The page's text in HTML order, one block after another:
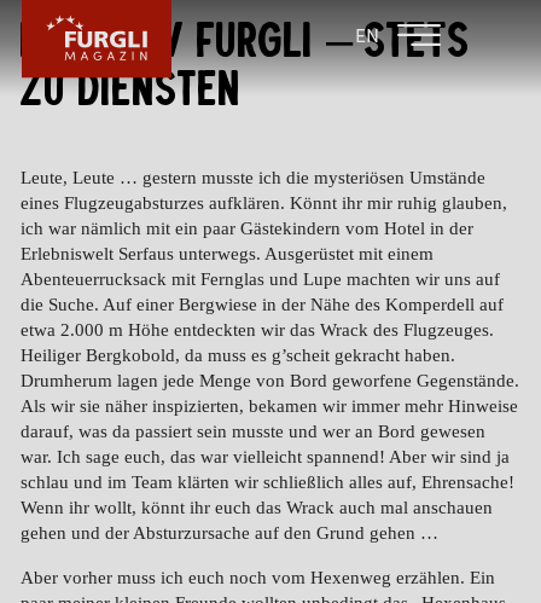
EN
FAMILIENHOTEL
FURGLER
FAMILIENHOTEL
POST
KINDER
SOMMER
WINTER
Detektiv Furgli – stets
zu Diensten
Leute, Leute … gestern musste ich die mysteriösen Umstände
eines Flugzeugabsturzes aufklären. Könnt ihr mir ruhig glauben,
ich war nämlich mit ein paar Gästekindern vom Hotel in der
Erlebniswelt Serfaus unterwegs. Ausgerüstet mit einem
Abenteuerrucksack mit Fernglas und Lupe machten wir uns auf
die Suche. Auf einer Bergwiese in der Nähe des Komperdell auf
etwa 2.000 m Höhe entdeckten wir das Wrack des Flugzeuges.
Heiliger Bergkobold, da muss es g’scheit gekracht haben.
Drumherum lagen jede Menge von Bord geworfene Gegenstände.
Als wir sie näher inspizierten, bekamen wir immer mehr Hinweise
darauf, was da passiert sein musste und wer an Bord gewesen
war. Ich sage euch, das war vielleicht spannend! Aber wir sind ja
schlau und im Team klärten wir schließlich alles auf, Ehrensache!
Wenn ihr wollt, könnt ihr euch das Wrack auch mal anschauen
gehen und der Absturzursache auf den Grund gehen …
Aber vorher muss ich euch noch vom Hexenweg erzählen. Ein